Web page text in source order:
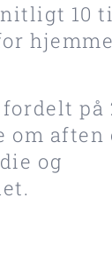
10
på
om aften
og